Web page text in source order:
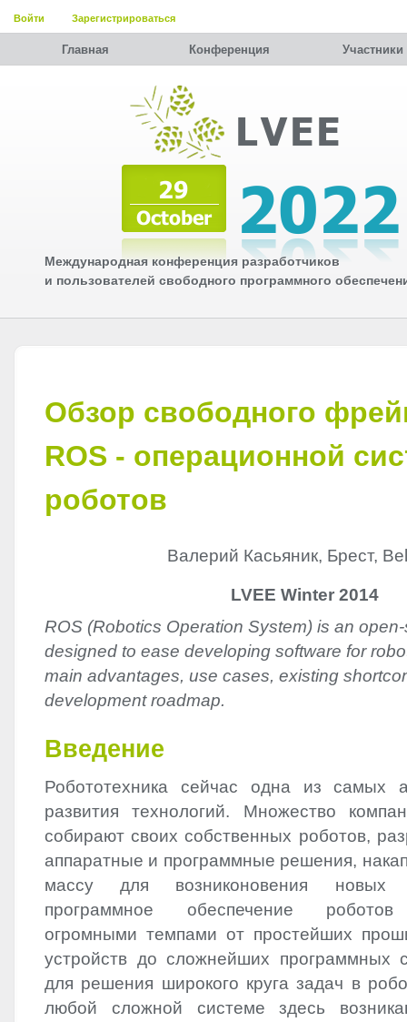
Войти Зарегистрироваться
Главная Конференция Участники
Международная конференция разработчиков
и пользователей свободного программного
Обзор свободного
ROS - операционной
роботов
Валерий Касьяник, Брест,
LVEE Winter 2014
ROS (Robotics Operation System) is an
designed to ease developing software for
main advantages, use cases, existing
development roadmap.
Введение
Робототехника сейчас одна из самых
развития технологий. Множество
собирают своих собственных роботов,
аппаратные и программные решения,
массу для возниконовения новых
программное обеспечение роботов
огромными темпами от простейших
устройств до сложнейших программных
для решения широкого круга задач в
любой сложной системе здесь